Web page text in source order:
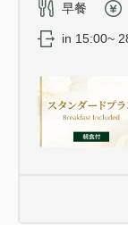
早餐
in 15:00~